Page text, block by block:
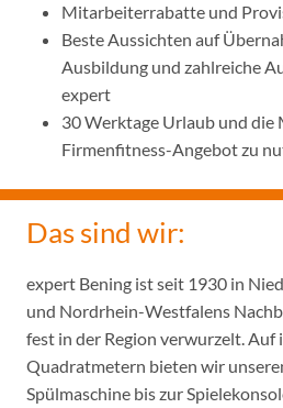
Mitarbeiterrabatte und
Beste Aussichten auf
Ausbildung und zahlreiche
expert
30 Werktage Urlaub und die
Firmenfitness-Angebot zu
Das sind wir:
expert Bening ist seit 1930 in
und Nordrhein-Westfalens
fest in der Region verwurzelt. Auf
Quadratmetern bieten wir
Spülmaschine bis zur